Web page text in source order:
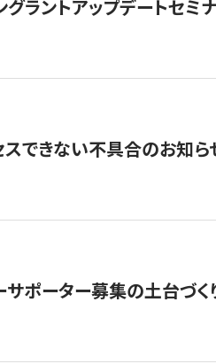
グラントアップデートセ
できない不具合のお知ら
サポーター募集の土台づ